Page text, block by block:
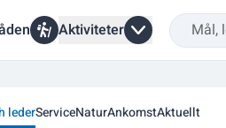
Aktiviteter
lederServiceNaturAnkomstAktuellt